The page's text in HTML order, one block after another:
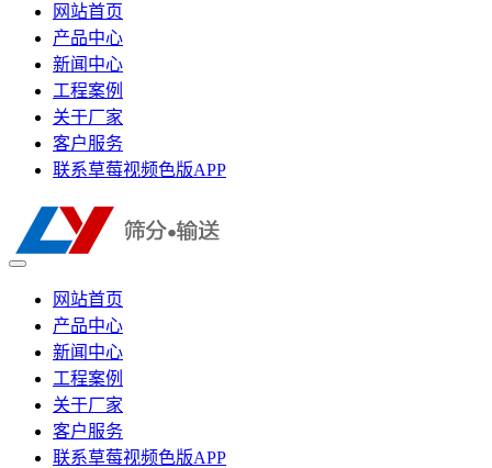
网站首页
产品中心
新闻中心
工程案例
关于厂家
客户服务
联系草莓视频色版APP
网站首页
产品中心
新闻中心
工程案例
关于厂家
客户服务
联系草莓视频色版APP